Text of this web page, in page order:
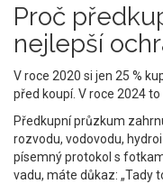
Proč
nejlepší
V roce 2020 si jen 25 %
před koupí. V roce 2024
Předkupní průzkum
rozvodu, vodovodu,
písemný protokol s
vadu, máte důkaz: „Tady